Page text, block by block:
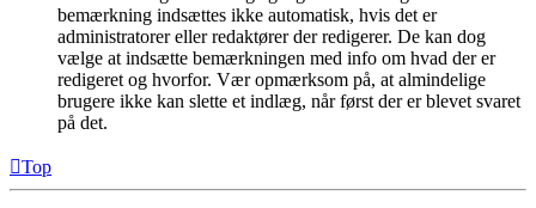
bemærkning indsættes ikke automatisk, hvis det er
administratorer eller redaktører der redigerer. De kan dog
vælge at indsætte bemærkningen med info om hvad der er
redigeret og hvorfor. Vær opmærksom på, at almindelige
brugere ikke kan slette et indlæg, når først der er blevet svaret
på det.
Top